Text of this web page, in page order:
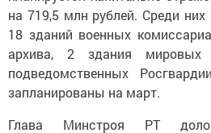
на 719,5 млн рублей. Среди
18 зданий военных
архива, 2 здания
подведомственных
запланированы на март.
Глава Минстроя РТ